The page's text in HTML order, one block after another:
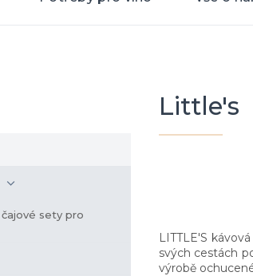
sety pro
Little's
LITTLE'S
svých cestách
výrobě